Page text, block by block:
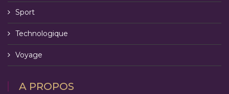
Sport
Technologique
Voyage
A PROPOS